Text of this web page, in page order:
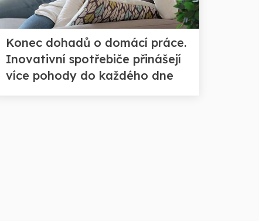
Konec dohadů o domácí práce.
Inovativní spotřebiče přinášejí
více pohody do každého dne